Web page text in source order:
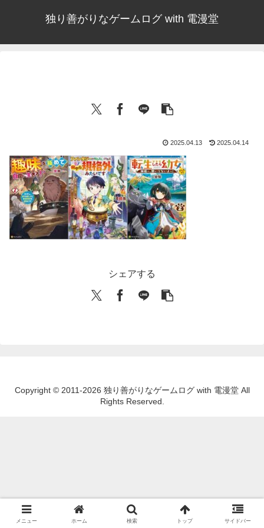
独り善がりなゲームログ with 電漫堂
2025.04.13 2025.04.14
シェアする
Copyright © 2011-2026 独り善がりなゲームログ with 電漫堂 All
Rights Reserved.
メニュー ホーム 検索 トップ サイドバー